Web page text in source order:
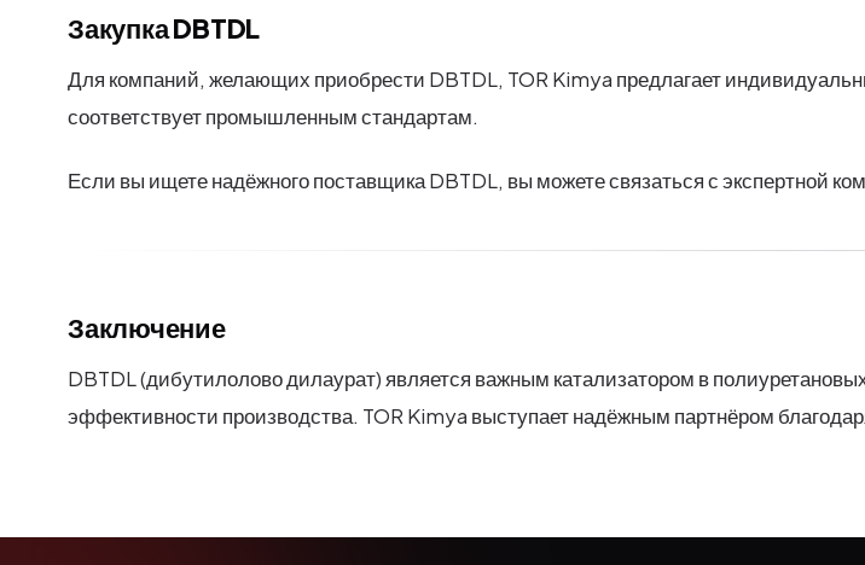
Закупка DBTDL
Для компаний, желающих приобрести DBTDL, TOR Kimya предлагает
соответствует промышленным стандартам.
Если вы ищете надёжного поставщика DBTDL, вы можете связаться с экспертной
Заключение
DBTDL (дибутилолово дилаурат) является важным катализатором в
эффективности производства. TOR Kimya выступает надёжным партнёром